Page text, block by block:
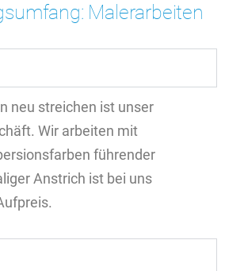
Malerarbeiten
neu streichen ist unser
Wir arbeiten mit
führender
Anstrich ist bei uns